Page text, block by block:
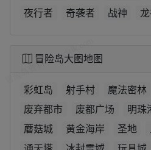
夜行者
奇袭者 战神
冒险岛大图地图
彩虹岛 射手村 魔法密林
废弃都市
废都广场 明珠
蘑菇城
黄金海岸 圣地